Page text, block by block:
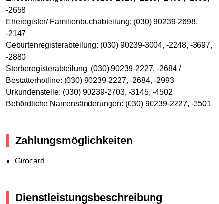
-2658
Eheregister/ Familienbuchabteilung: (030) 90239-2698,
-2147
Geburtenregisterabteilung: (030) 90239-3004, -2248, -3697,
-2880
Sterberegisterabteilung: (030) 90239-2227, -2684 /
Bestatterhotline: (030) 90239-2227, -2684, -2993
Urkundenstelle: (030) 90239-2703, -3145, -4502
Behördliche Namensänderungen: (030) 90239-2227, -3501
Zahlungsmöglichkeiten
Girocard
Dienstleistungsbeschreibung